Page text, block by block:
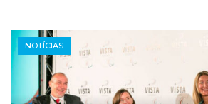
NOTÍCIAS